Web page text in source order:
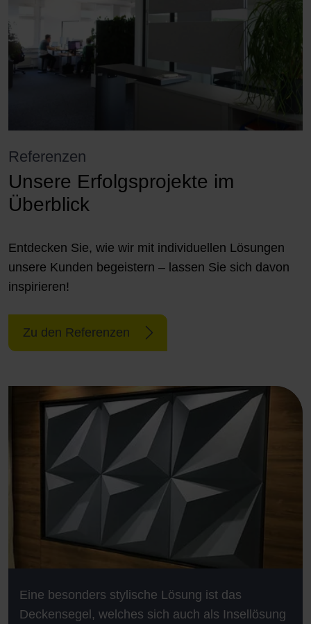
Referenzen
Unsere Erfolgsprojekte im
Überblick
Entdecken Sie, wie wir mit individuellen Lösungen
unsere Kunden begeistern – lassen Sie sich davon
inspirieren!
Zu den Referenzen
Eine besonders stylische Lösung ist das
Deckensegel, welches sich auch als Insellösung